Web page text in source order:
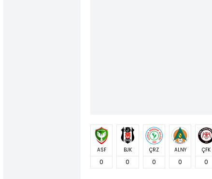
ASF
0
BJK
0
ÇRZ
0
ALNY
0
ÇFK
0